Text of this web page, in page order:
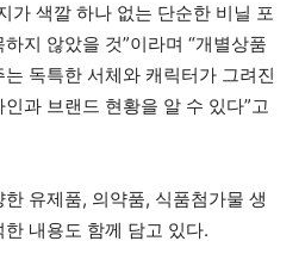
가 색깔 하나 없는 단순한 비닐 포
지 않았을 것”이라며 “개별상품
독특한 서체와 캐릭터가 그려진
과 브랜드 현황을 알 수 있다”고
유제품, 의약품, 식품첨가물 생
내용도 함께 담고 있다.